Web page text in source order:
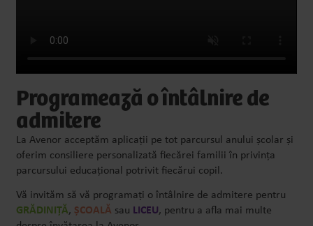
Programează o întâlnire de
admitere
La Avenor acceptăm aplicații pe tot parcursul anului școlar și
oferim consiliere personalizată fiecărei familii în privința
parcursului educațional potrivit fiecărui copil.
Vă invităm să vă programați o întâlnire de admitere pentru
GRĂDINIȚĂ, ȘCOALĂ sau LICEU, pentru a afla mai multe